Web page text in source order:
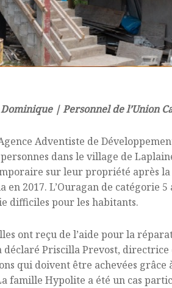
| Personnel de l’Union
Adventiste de
dans le village de
sur leur propriété après
en 2017. L’Ouragan de catégorie
difficiles pour les habitants.
ont reçu de l’aide pour la
déclaré Priscilla Prevost,
qui doivent être achevées grâce
famille Hypolite a été un cas